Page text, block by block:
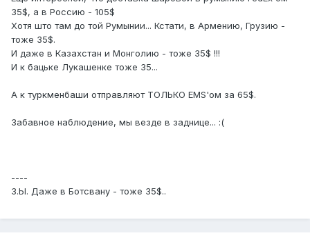
35$, а в Россию - 105$
Хотя што там до той Румынии... Кстати, в Армению, Грузию -
тоже 35$.
И даже в Казахстан и Монголию - тоже 35$ !!!
И к бацьке Лукашенке тоже 35...
А к туркменбаши отправляют ТОЛЬКО EMS'ом за 65$.
Забавное наблюдение, мы везде в заднице... :(
----
З.Ы. Даже в Ботсвану - тоже 35$..